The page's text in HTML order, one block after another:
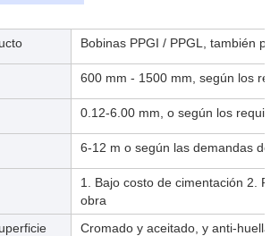
Bobinas PPGI / PPGL, también
600 mm - 1500 mm, según los
0.12-6.00 mm, o según los
6-12 m o según las demandas del
1. Bajo costo de cimentación 2.
obra
Cromado y aceitado, y anti-huellas